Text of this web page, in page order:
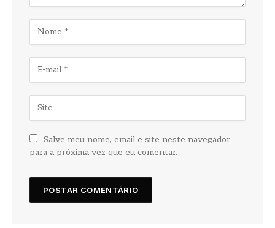
Salve meu nome, email e site neste navegador
para a próxima vez que eu comentar.